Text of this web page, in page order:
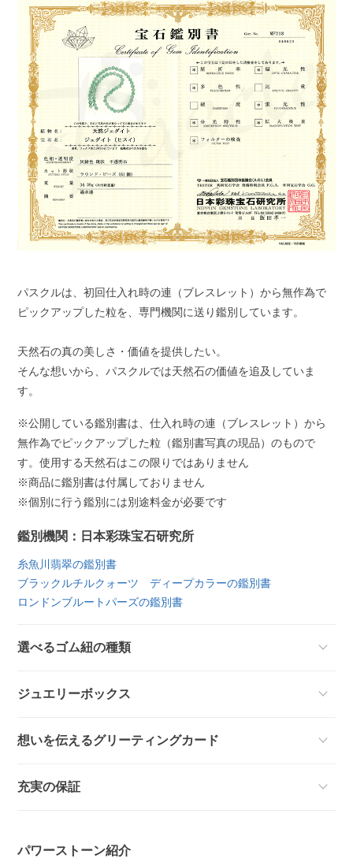
パスクルは、初回仕入れ時の連（ブレスレット）から無作為で
ピックアップした粒を、専門機関に送り鑑別しています。
天然石の真の美しさ・価値を提供したい。
そんな想いから、パスクルでは天然石の価値を追及していま
す。
※公開している鑑別書は、仕入れ時の連（ブレスレット）から
無作為でピックアップした粒（鑑別書写真の現品）のもので
す。使用する天然石はこの限りではありません
※商品に鑑別書は付属しておりません
※個別に行う鑑別には別途料金が必要です
鑑別機関：日本彩珠宝石研究所
糸魚川翡翠の鑑別書
ブラックルチルクォーツ ディープカラーの鑑別書
ロンドンブルートパーズの鑑別書
選べるゴム紐の種類
ジュエリーボックス
想いを伝えるグリーティングカード
充実の保証
パワーストーン紹介